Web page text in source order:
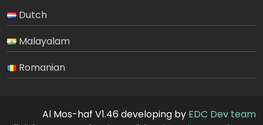
Dutch
Malayalam
Romanian
Al Mos-haf V1.46 developing by EDC Dev team